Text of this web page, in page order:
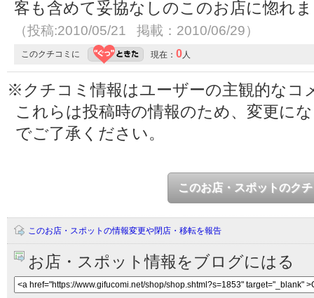
客も含めて妥協なしのこのお店に惚れ
（投稿:2010/05/21 掲載：2010/06/29）
このクチコミに 現在： 0人
※クチコミ情報はユーザーの主観的なコ
これらは投稿時の情報のため、変更に
でご了承ください。
このお店・スポットのク
このお店・スポットの情報変更や閉店・移転を報告
お店・スポット情報をブログにはる